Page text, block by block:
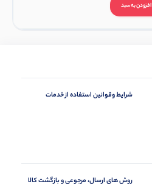
افزودن به سبد
شرایط وقوانین استفاده از خدمات
روش های ارسال، مرجوعی و بازگشت کالا